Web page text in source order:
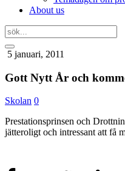
About us
5 januari, 2011
Gott Nytt År och
Skolan 0
Prestationsprinsen och
jätteroligt och intressant att få